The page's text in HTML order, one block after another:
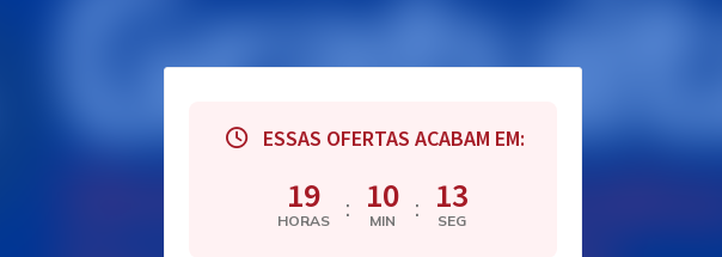
ESSAS OFERTAS ACABAM EM:
19
HORAS : 10
MIN : 12
SEG